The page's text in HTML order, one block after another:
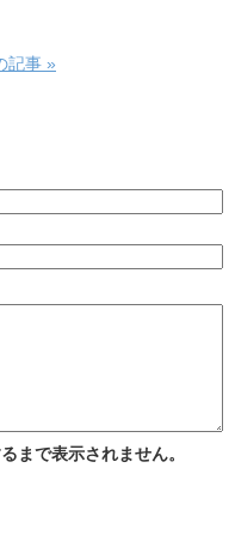
記事 »
まで表示されません。